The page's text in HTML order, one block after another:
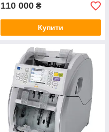
110 000 ₴
Купити